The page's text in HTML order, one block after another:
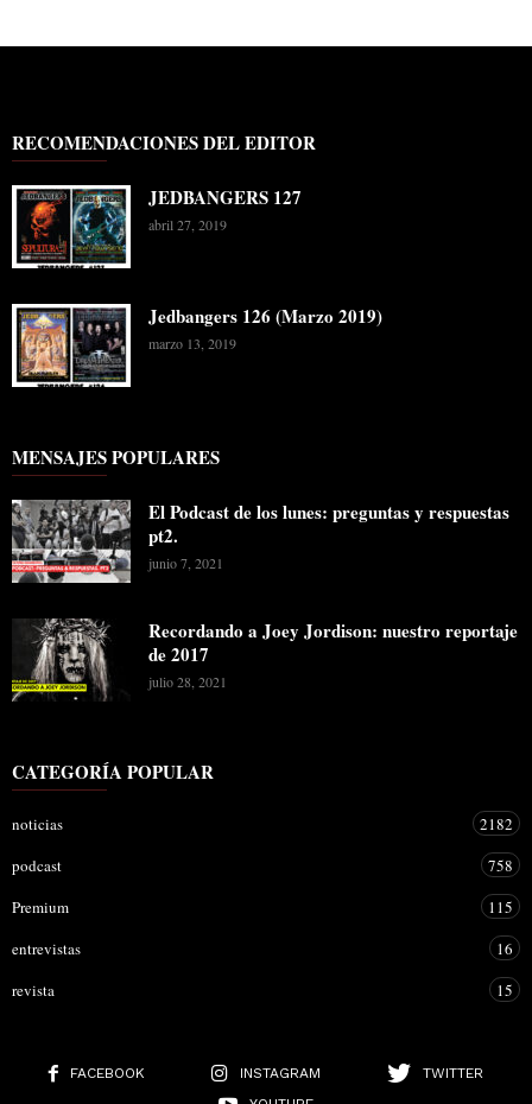
RECOMENDACIONES DEL EDITOR
JEDBANGERS 127
abril 27, 2019
Jedbangers 126 (Marzo 2019)
marzo 13, 2019
MENSAJES POPULARES
El Podcast de los lunes: preguntas y respuestas
pt2.
junio 7, 2021
Recordando a Joey Jordison: nuestro reportaje
de 2017
julio 28, 2021
CATEGORÍA POPULAR
noticias
2182
podcast
758
Premium
115
entrevistas
16
revista
15
FACEBOOK INSTAGRAM
TWITTER